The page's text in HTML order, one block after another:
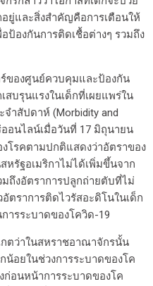
ยู่และสิ่งสำคัญคือการเตือนให้
ป้องกันการติดเชื้อต่างๆ รวมถึง
ของศูนย์ควบคุมและป้องกัน
สบรุนแรงในเด็กที่เผยแพร่ใน
ำสัปดาห์ (Morbidity and
ออนไลน์เมื่อวันที่ 17 มิถุนายน
งโรคตามปกติแสดงว่าอัตราของ
หรัฐอเมริกาไม่ได้เพิ่มขึ้นจาก
ถึงอัตราการปลูกถ่ายตับที่ไม่
ตราการติดไวรัสอะดิโนในเด็ก
ารระบาดของโควิด-19
ตว่าในสหราชอาณาจักรนั้น
น้อยในช่วงการระบาดของโค
อนหน้าการระบาดของโค